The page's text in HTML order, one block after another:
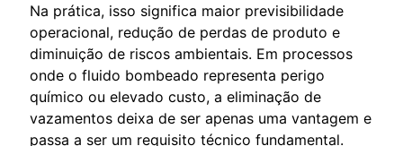
Na prática, isso significa maior previsibilidade
operacional, redução de perdas de produto e
diminuição de riscos ambientais. Em processos
onde o fluido bombeado representa perigo
químico ou elevado custo, a eliminação de
vazamentos deixa de ser apenas uma vantagem e
passa a ser um requisito técnico fundamental.